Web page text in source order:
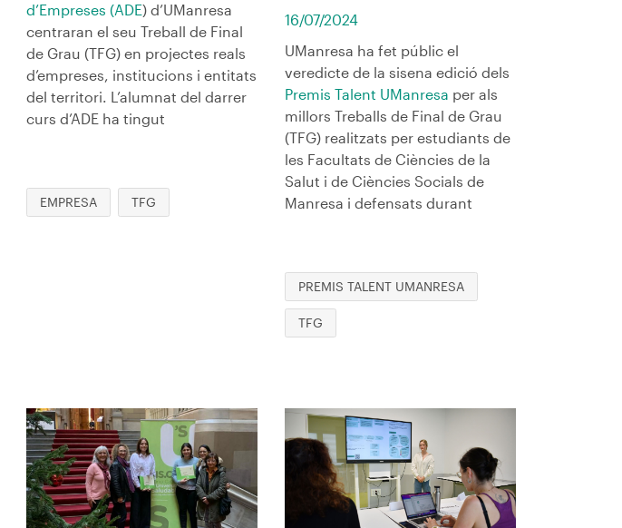
d’Empreses (ADE) d’UManresa
centraran el seu Treball de Final
de Grau (TFG) en projectes reals
d’empreses, institucions i entitats
del territori. L’alumnat del darrer
curs d’ADE ha tingut
EMPRESA TFG
16/07/2024
UManresa ha fet públic el
veredicte de la sisena edició dels
Premis Talent UManresa per als
millors Treballs de Final de Grau
(TFG) realitzats per estudiants de
les Facultats de Ciències de la
Salut i de Ciències Socials de
Manresa i defensats durant
PREMIS TALENT UMANRESA
TFG
Imagen Imagen